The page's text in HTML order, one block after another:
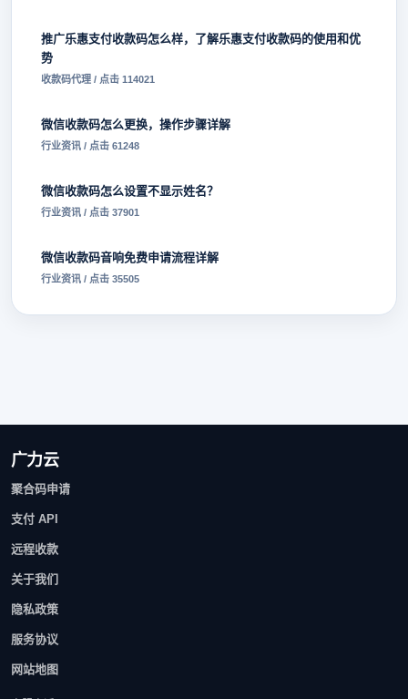
推广乐惠支付收款码怎么样，了解乐惠支付收款码的使用和优
势
收款码代理 / 点击 114021
微信收款码怎么更换，操作步骤详解
行业资讯 / 点击 61248
微信收款码怎么设置不显示姓名？
行业资讯 / 点击 37901
微信收款码音响免费申请流程详解
行业资讯 / 点击 35505
广力云
聚合码申请
支付 API
远程收款
关于我们
隐私政策
服务协议
网站地图